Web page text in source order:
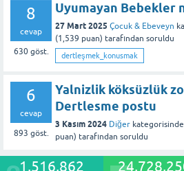
8
cevap
630göst.
Uyumayan Bebekler
27 Mart 2025 Çocuk & Ebeveyn
(1,539 puan) tarafından soruldu
dertleşmek_konusmak
6
cevap
893 göst.
Yalnizlik köksüzlük
Dertlesme postu
3 Kasım 2024 Diğer kategorisinde
puan) tarafından soruldu
1,516,862